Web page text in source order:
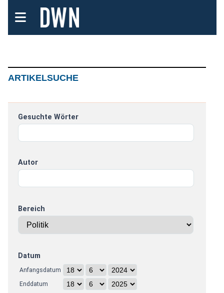
ARTIKELSUCHE
Gesuchte Wörter
Autor
Bereich
Datum
Anfangsdatum
Enddatum